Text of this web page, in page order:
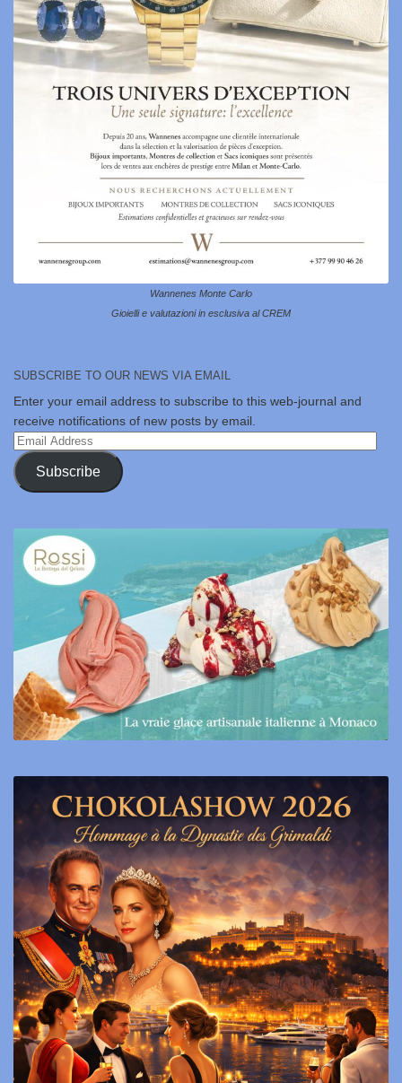
Wannenes Monte Carlo
Gioielli e valutazioni in esclusiva al CREM
SUBSCRIBE TO OUR NEWS VIA EMAIL
Enter your email address to subscribe to this web-journal and
receive notifications of new posts by email.
Email
Address
Subscribe